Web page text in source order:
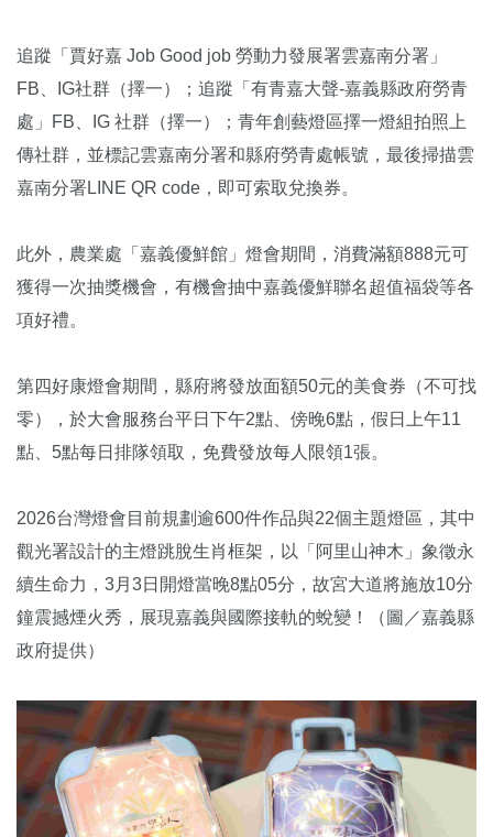
追蹤「賈好嘉 Job Good job 勞動力發展署雲嘉南分署」
FB、IG社群（擇一）；追蹤「有青嘉大聲-嘉義縣政府勞青
處」FB、IG 社群（擇一）；青年創藝燈區擇一燈組拍照上
傳社群，並標記雲嘉南分署和縣府勞青處帳號，最後掃描雲
嘉南分署LINE QR code，即可索取兌換券。
此外，農業處「嘉義優鮮館」燈會期間，消費滿額888元可
獲得一次抽獎機會，有機會抽中嘉義優鮮聯名超值福袋等各
項好禮。
第四好康燈會期間，縣府將發放面額50元的美食券（不可找
零），於大會服務台平日下午2點、傍晚6點，假日上午11
點、5點每日排隊領取，免費發放每人限領1張。
2026台灣燈會目前規劃逾600件作品與22個主題燈區，其中
觀光署設計的主燈跳脫生肖框架，以「阿里山神木」象徵永
續生命力，3月3日開燈當晚8點05分，故宮大道將施放10分
鐘震撼煙火秀，展現嘉義與國際接軌的蛻變！（圖／嘉義縣
政府提供）